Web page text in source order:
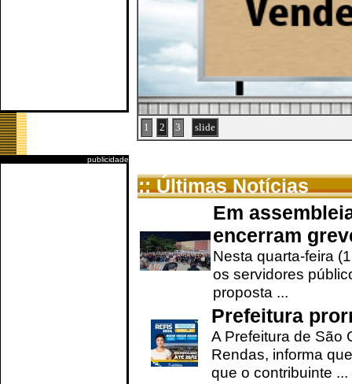
publicidade
1 2 3 slide
:: Últimas Notícias
Em
encerram
Nesta quarta-feira
os servidores
proposta ...
Prefeitura
A Prefeitura de São
Rendas, informa
que o contribuinte ...